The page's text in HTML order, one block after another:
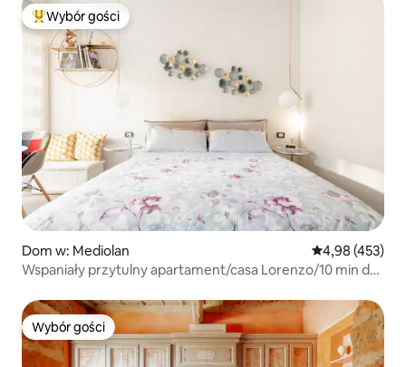
Najpopularniejsze z kategorii Wybór gości
Wybór gości
Dom w: Mediolan Średnia
4,98 (453)
Wspaniały przytulny apartament/casa Lorenzo/10 min dal
Wybór gości
Wybór gości